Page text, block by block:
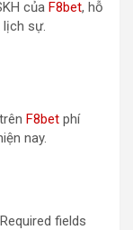
của F8bet, hỗ
sự.
F8bet phí
nay.
Required fields